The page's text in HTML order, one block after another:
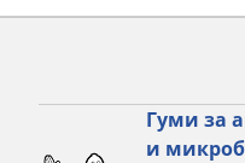
Гуми за
и